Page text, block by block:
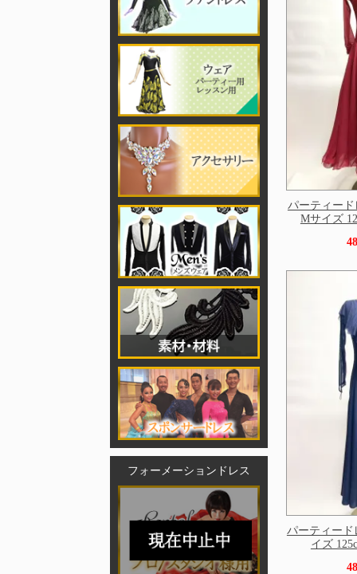
フォーメーションドレス
パーティー
Mサイズ
パーティー
イズ